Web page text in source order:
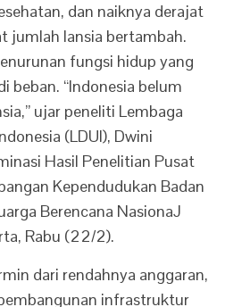
dan naiknya derajat
jumlah lansia bertambah.
fungsi hidup yang
beban. “Indonesia belum
ujar peneliti Lembaga
(LDUI), Dwini
Hasil Penelitian Pusat
Kependudukan Badan
Berencana NasionaJ
Rabu (22/2).
dari rendahnya anggaran,
infrastruktur